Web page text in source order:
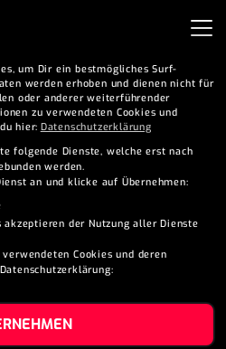
um Dir ein bestmögliches Surf-
werden erhoben und dienen nicht für
oder anderer weiterführender
zu verwendeten Cookies und
hier: Datenschutzerklärung
folgende Dienste, welche erst nach
werden.
an und klicke auf Übernehmen:
der Nutzung aller Dienste
Cookies und deren